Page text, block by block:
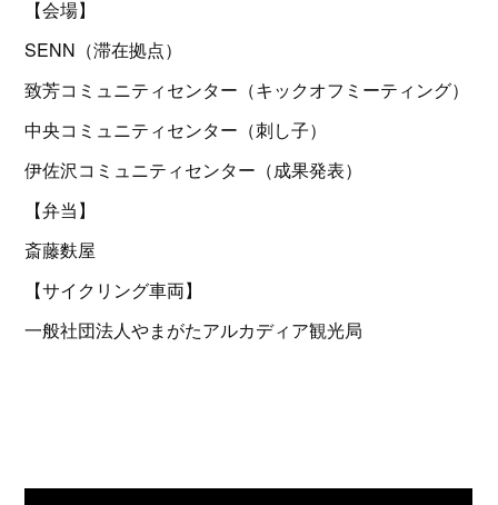
【会場】
SENN（滞在拠点）
致芳コミュニティセンター（キックオフミーティング）
中央コミュニティセンター（刺し子）
伊佐沢コミュニティセンター（成果発表）
【弁当】
斎藤麩屋
【サイクリング車両】
一般社団法人やまがたアルカディア観光局